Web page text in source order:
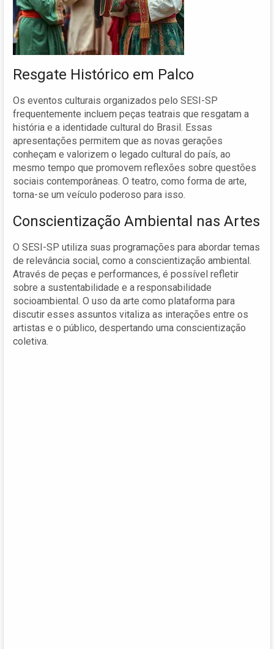
Resgate Histórico em Palco
Os eventos culturais organizados pelo SESI-SP
frequentemente incluem peças teatrais que resgatam a
história e a identidade cultural do Brasil. Essas
apresentações permitem que as novas gerações
conheçam e valorizem o legado cultural do país, ao
mesmo tempo que promovem reflexões sobre questões
sociais contemporâneas. O teatro, como forma de arte,
torna-se um veículo poderoso para isso.
Conscientização Ambiental nas Artes
O SESI-SP utiliza suas programações para abordar temas
de relevância social, como a conscientização ambiental.
Através de peças e performances, é possível refletir
sobre a sustentabilidade e a responsabilidade
socioambiental. O uso da arte como plataforma para
discutir esses assuntos vitaliza as interações entre os
artistas e o público, despertando uma conscientização
coletiva.